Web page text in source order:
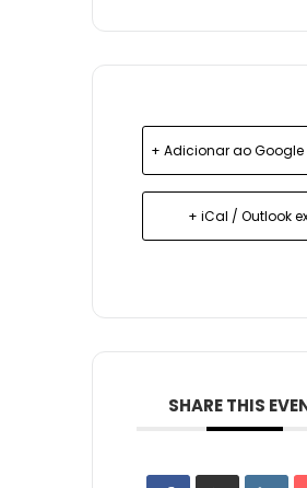
+ Adicionar ao
+ iCal / Outlook
SHARE THIS